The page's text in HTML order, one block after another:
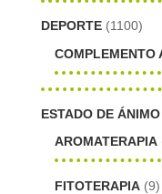
DEPORTE (1100)
COMPLEMENTO
ESTADO DE ÁNIMO
AROMATERAPIA
FITOTERAPIA (9)